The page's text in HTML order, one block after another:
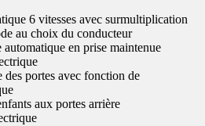
6 vitesses avec surmultiplication
au choix du conducteur
en prise maintenue
portes avec fonction de
aux portes arrière